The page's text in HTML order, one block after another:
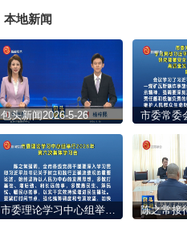
本地新闻
包头新闻2026-5-26
市委理论学习中心组举行2026年第六次集体学习会